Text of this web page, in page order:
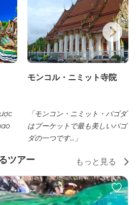
モンコル・ニミット寺院
「モンコン・ニミット・パゴダ
はプーケットで最も美しいパゴ
ダの一つです…」
ツアー もっと見る